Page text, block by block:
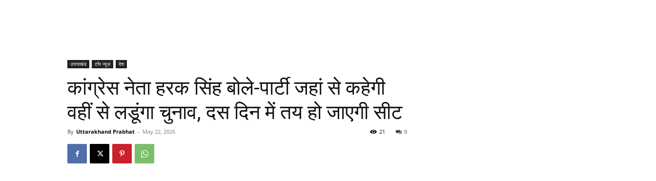
उत्तराखंड टॉप न्यूज़ देश
कांग्रेस नेता हरक सिंह बोले-पार्टी जहां से कहेगी
वहीं से लडूंगा चुनाव, दस दिन में तय हो जाएगी सीट
By Uttarakhand Prabhat - May 22, 2026 0
21